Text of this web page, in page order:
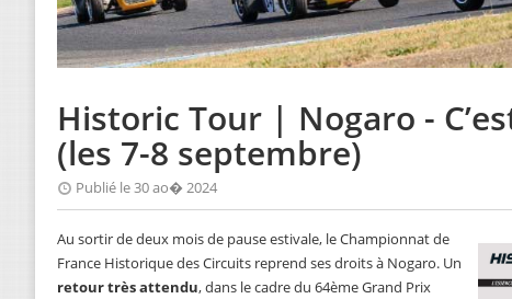
Historic Tour | Nogaro -
(les 7-8 septembre)
Publié le 30 ao� 2024
Au sortir de deux mois de pause estivale, le Championnat de
France Historique des Circuits reprend ses droits à Nogaro. Un
retour très attendu, dans le cadre du 64ème Grand Prix